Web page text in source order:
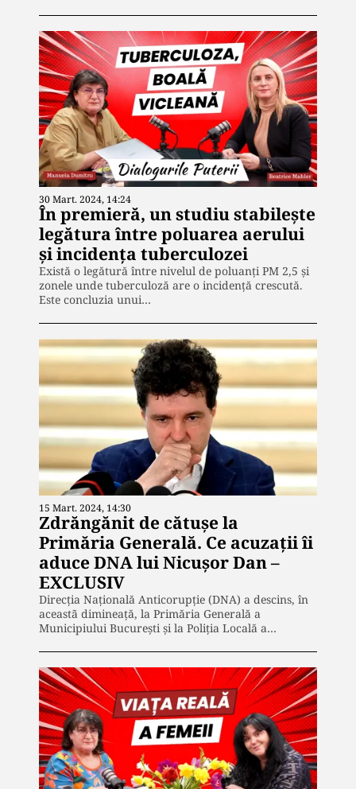
30 Mart. 2024, 14:24
În premieră, un studiu stabilește
legătura între poluarea aerului
și incidența tuberculozei
Există o legătură între nivelul de poluanți PM 2,5 și
zonele unde tuberculoză are o incidență crescută.
Este concluzia unui…
15 Mart. 2024, 14:30
Zdrăngănit de cătuşe la
Primăria Generală. Ce acuzaţii îi
aduce DNA lui Nicuşor Dan –
EXCLUSIV
Direcţia Naţională Anticorupţie (DNA) a descins, în
aceastã dimineaţă, la Primăria Generală a
Municipiului Bucureşti și la Poliţia Locală a…